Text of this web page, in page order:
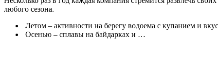
любого сезона.
Летом – активности на берегу водоема с купанием и
Осенью – сплавы на байдарках и …